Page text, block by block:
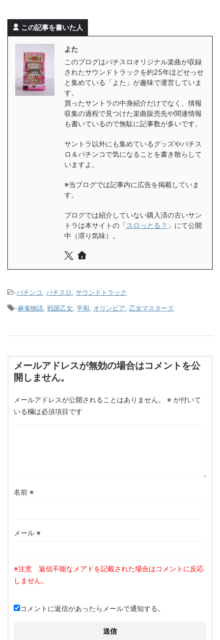
この記事を書いた人
よた
このブログはパチスロオリジナル楽曲が収録
されたサウンドトラックを約25年ほどせっせ
と集めている「よた」が趣味で運営していま
す。
買ったサントラの中身紹介だけでなく、情報
収集の過程で見つけた楽曲販売先や関連情報
も書いているので無駄に記事数が多いです。
サントラ以外にも集めているグッズやパチス
ロ＆パチンコで気になることを書き散らして
いますよ。
※当ブログでは記事内に広告を掲載していま
す。
ブログでは紹介していない購入済の古いサン
トラは本サイトの「スロっとる？ 」にて公開
中（滞り気味）。
-パチンコ パチスロ
サウンドトラック
-麻雀物語 戦国乙女 平和 オリンピア 乙女マスターズ
メールアドレスが無効の場合はコメントを公
開しません。
メールアドレスが公開されることはありません。 ※ が付いて
いる欄は必須項目です
名前 ※
メール ※
コメントに返信があったらメールで通知する。